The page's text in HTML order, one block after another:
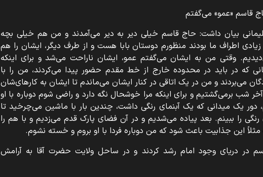
قاسم «عمو» می‌گفتم
بیان داشت: حاج قاسم خیلی دیر به دیر می‌آمدند و من هم خیلی بچه
اطراف ما بودند منظورم دوستان بابا هست و از طرف دیگر، ایشان را هم
وقتی من به ایشان می‌گفتم عمو، ایشان ناراحت می‌شد و برای اینکه
که در باید در محدوده خارج از خط مقدم حضور پیدا می‌کردند، من را با
می‌بردند و من در یک اتاقی در کنار ایشان می‌ماندم تا ایشان به کارهای‌شان
شب برمی‌گشتیم و برای اینکه مرا خوشحال نگه دارد و راضی شوم دوباره با او
دور یک میدانی که یک آبنمای رنگی داشت، چندین بار با ماشین می‌چرخید تا
رنگی را ببینم. بعد پیاده می‌شدیم و در آن فضای پارک قدم می‌زدیم و با هم را
مثلاً این جذابیت باعث شود که من دوباره فردا با او بروم و خسته نشوم.
در دریای وجود امام رشد کردند و در ساحل ولایت حضرت آقا به آرامش